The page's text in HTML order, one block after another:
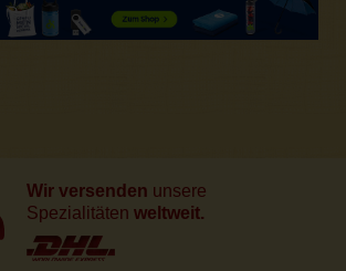
Wir versenden unsere
Spezialitäten weltweit.